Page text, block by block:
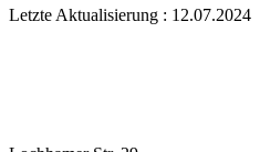
Letzte Aktualisierung : 12.07.2024